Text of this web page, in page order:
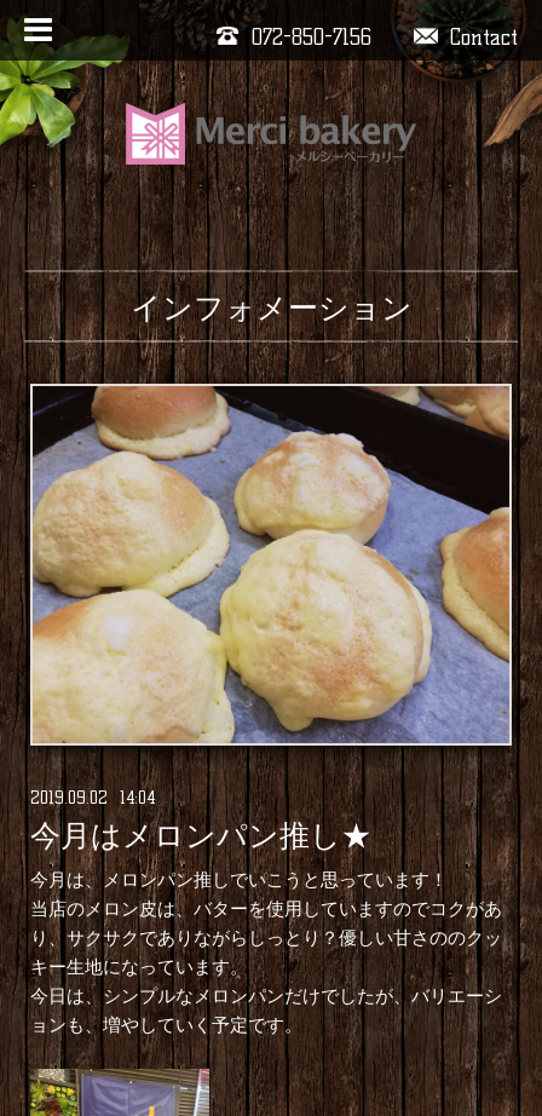
Contact
072-850-7156
インフォメーション
2019.09.02 14:04
今月はメロンパン推し★
今月は、メロンパン推しでいこうと思っています！
当店のメロン皮は、バターを使用していますのでコクがあ
り、サクサクでありながらしっとり？優しい甘さののクッ
キー生地になっています。
今日は、シンプルなメロンパンだけでしたが、バリエーシ
ョンも、増やしていく予定です。